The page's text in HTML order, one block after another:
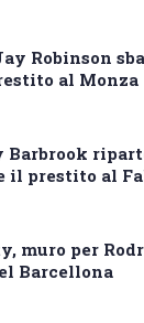
Robinson
al Monza
il prestito al
muro per
Barcellona